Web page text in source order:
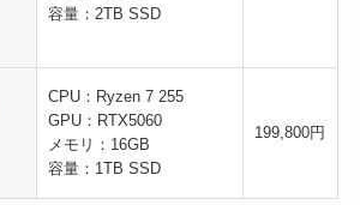
容量：2TB SSD
CPU：Ryzen 7 255
GPU：RTX5060
メモリ：16GB
容量：1TB SSD
199,800円